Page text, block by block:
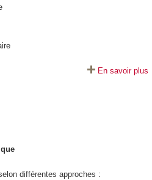
En savoir plus
différentes approches :